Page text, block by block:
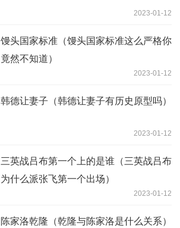
2023-01-12
馒头国家标准（馒头国家标准这么严格你
竟然不知道）
2023-01-12
韩德让妻子（韩德让妻子有历史原型吗）
2023-01-12
三英战吕布第一个上的是谁（三英战吕布
为什么派张飞第一个出场）
2023-01-12
陈家洛乾隆（乾隆与陈家洛是什么关系）